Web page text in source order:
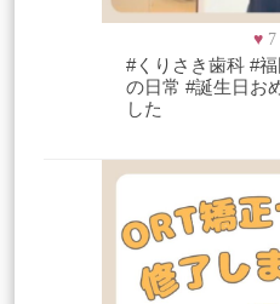
♥ 7
#くりさき歯科 #
の日常 #誕生日お
した